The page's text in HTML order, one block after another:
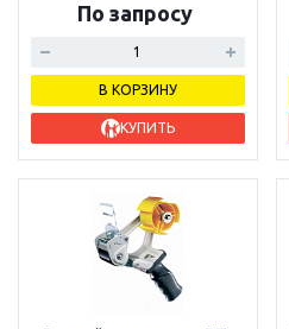
По запросу
В КОРЗИНУ
КУПИТЬ